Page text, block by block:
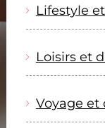
Lifestyle
Loisirs et
Voyage et